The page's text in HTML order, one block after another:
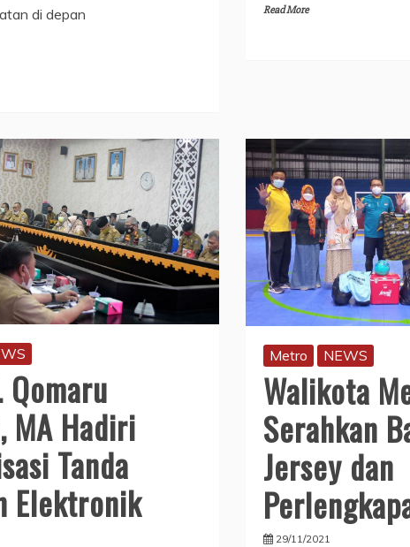
di depan
Read More
Qomaru
MA Hadiri
Tanda
Elektronik
Metro NEWS
Walikota
Serahkan
Jersey dan
29/11/2021